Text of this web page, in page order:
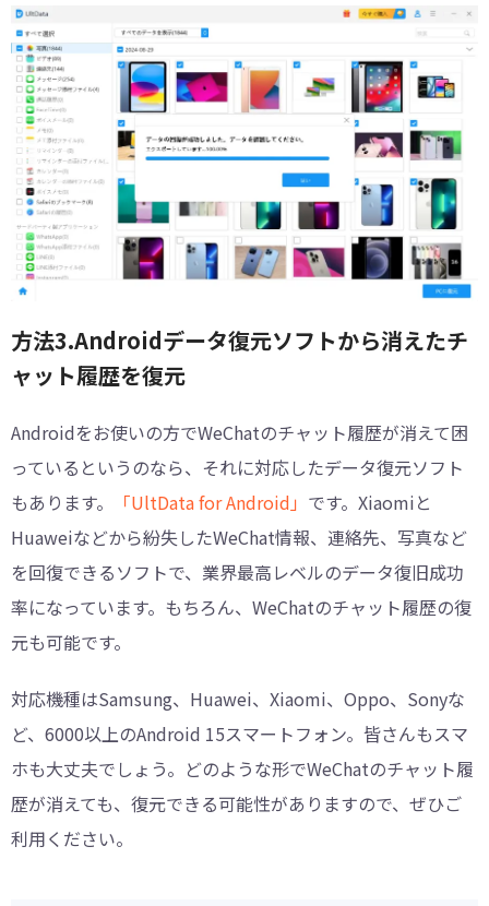
方法3.Androidデータ復元ソフトから消えたチ
ャット履歴を復元
Androidをお使いの方でWeChatのチャット履歴が消えて困
っているというのなら、それに対応したデータ復元ソフト
もあります。
「UltData for Android」 です。Xiaomiと
Huaweiなどから紛失したWeChat情報、連絡先、写真など
を回復できるソフトで、業界最高レベルのデータ復旧成功
率になっています。もちろん、WeChatのチャット履歴の復
元も可能です。
対応機種はSamsung、Huawei、Xiaomi、Oppo、Sonyな
ど、6000以上のAndroid 15スマートフォン。皆さんもスマ
ホも大丈夫でしょう。どのような形でWeChatのチャット履
歴が消えても、復元できる可能性がありますので、ぜひご
利用ください。